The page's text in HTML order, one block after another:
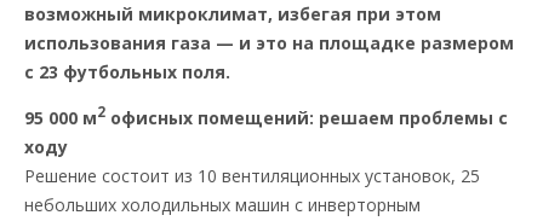
возможный микроклимат, избегая при этом
использования газа — и это на площадке размером
с 23 футбольных поля.
95 000 м2 офисных помещений: решаем проблемы с
ходу
Решение состоит из 10 вентиляционных установок, 25
небольших холодильных машин с инверторным